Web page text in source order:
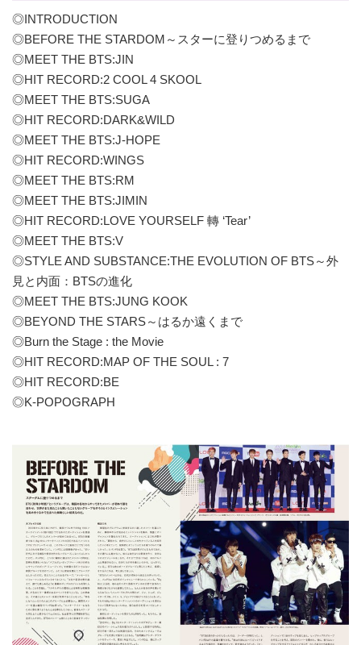
◎INTRODUCTION
◎BEFORE THE STARDOM～スターに登りつめるまで
◎MEET THE BTS:JIN
◎HIT RECORD:2 COOL 4 SKOOL
◎MEET THE BTS:SUGA
◎HIT RECORD:DARK&WILD
◎MEET THE BTS:J-HOPE
◎HIT RECORD:WINGS
◎MEET THE BTS:RM
◎MEET THE BTS:JIMIN
◎HIT RECORD:LOVE YOURSELF 轉 ‘Tear’
◎MEET THE BTS:V
◎STYLE AND SUBSTANCE:THE EVOLUTION OF BTS～外
見と内面：BTSの進化
◎MEET THE BTS:JUNG KOOK
◎BEYOND THE STARS～はるか遠くまで
◎Burn the Stage : the Movie
◎HIT RECORD:MAP OF THE SOUL : 7
◎HIT RECORD:BE
◎K-POPOGRAPH